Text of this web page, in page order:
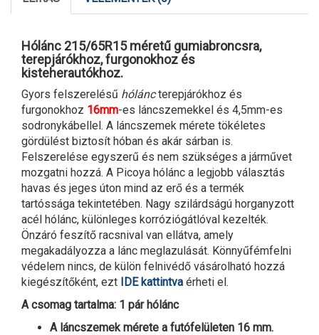
Hólánc 215/65R15 méretű gumiabroncsra,
terepjárókhoz, furgonokhoz és
kisteherautókhoz.
Gyors felszerelésű hóláncterepjárókhoz és
furgonokhoz 16mm-es láncszemekkel és 4,5mm-es
sodronykábellel. A láncszemek mérete tökéletes
gördülést biztosít hóban és akár sárban is.
Felszerelése egyszerű és nem szükséges a járművet
mozgatni hozzá. A Picoya hólánc a legjobb választás
havas és jeges úton mind az erő és a termék
tartóssága tekintetében. Nagy szilárdságú horganyzott
acél hólánc, különleges korróziógátlóval kezelték.
Önzáró feszítő racsnival van ellátva, amely
megakadályozza a lánc meglazulását. Könnyűfémfelni
védelem nincs, de külön felnivédő vásárolható hozzá
kiegészítőként, ezt IDE kattintva érheti el.
A csomag tartalma: 1 pár hólánc
A láncszemek mérete a futófelületen 16 mm.